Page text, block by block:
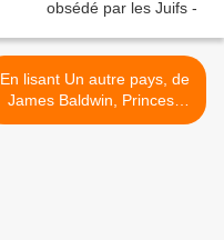
En lisant Un autre pays, de
James Baldwin, Princess
Erika se prend pour Ida,